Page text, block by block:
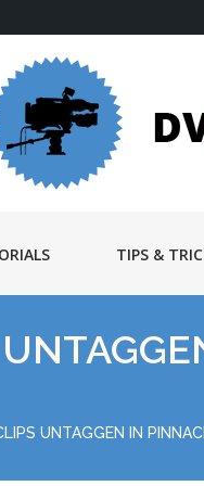
TIPS &
UNTAGGEN IN